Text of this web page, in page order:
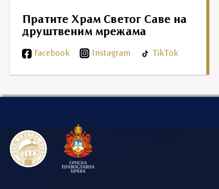
Пратите Храм Светог Саве на
друштвеним мрежама
Facebook Instagram TikTok